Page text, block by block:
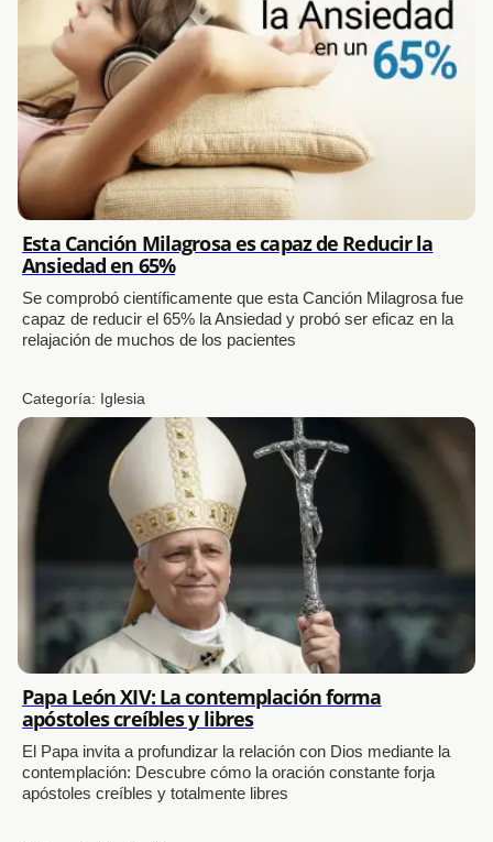
Esta Canción Milagrosa es capaz de Reducir la
Ansiedad en 65%
Se comprobó científicamente que esta Canción Milagrosa fue
capaz de reducir el 65% la Ansiedad y probó ser eficaz en la
relajación de muchos de los pacientes
Categoría: Iglesia
Papa León XIV: La contemplación forma
apóstoles creíbles y libres
El Papa invita a profundizar la relación con Dios mediante la
contemplación: Descubre cómo la oración constante forja
apóstoles creíbles y totalmente libres